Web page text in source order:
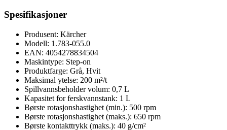
Spesifikasjoner
Produsent: Kärcher
Modell: 1.783-055.0
EAN: 4054278834504
Maskintype: Step-on
Produktfarge: Grå, Hvit
Maksimal ytelse: 200 m²/t
Spillvannsbeholder volum: 0,7 L
Kapasitet for ferskvannstank: 1 L
Børste rotasjonshastighet (min.): 500 rpm
Børste rotasjonshastighet (maks.): 650 rpm
Børste kontakttrykk (maks.): 40 g/cm²